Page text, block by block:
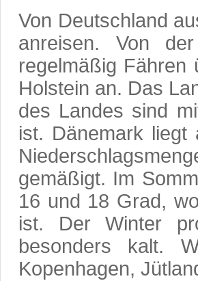
Von Deutschland
anreisen. Von
regelmäßig Fähren
Holstein an. Das
des Landes sind
ist. Dänemark
gemäßigt. Im
16 und 18 Grad,
ist. Der Winter
besonders kalt.
Kopenhagen,